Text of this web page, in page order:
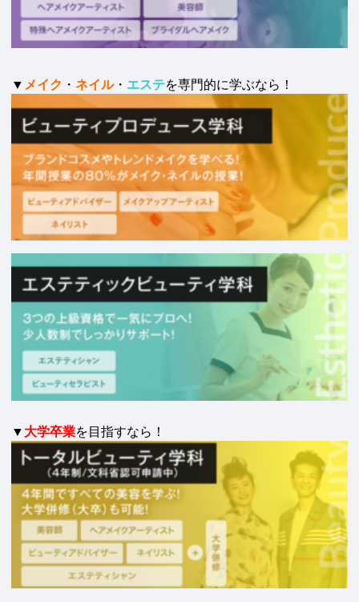
▼ メイク ・ ネイル・ エステを専門的に学ぶなら！
▼ 大学卒業を目指すなら！